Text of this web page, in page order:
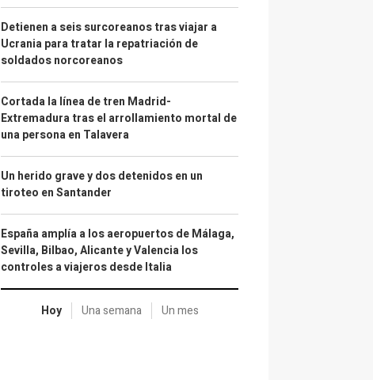
Detienen a seis surcoreanos tras viajar a
Ucrania para tratar la repatriación de
soldados norcoreanos
Cortada la línea de tren Madrid-
Extremadura tras el arrollamiento mortal de
una persona en Talavera
Un herido grave y dos detenidos en un
tiroteo en Santander
España amplía a los aeropuertos de Málaga,
Sevilla, Bilbao, Alicante y Valencia los
controles a viajeros desde Italia
Hoy Una semana Un mes